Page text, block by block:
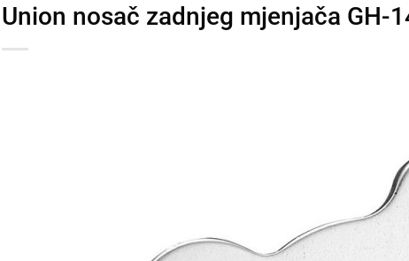
Union nosač zadnjeg mjenjača GH-